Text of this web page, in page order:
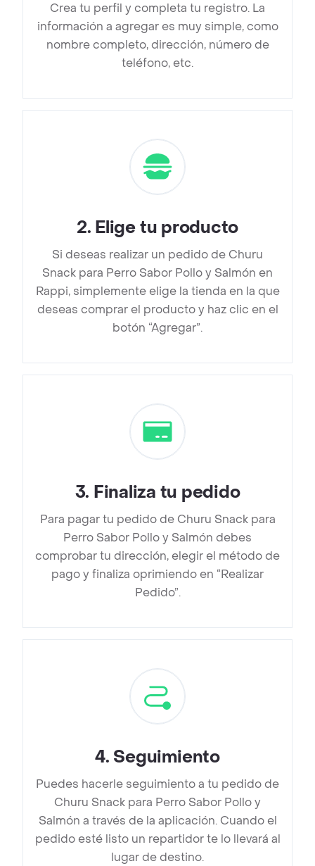
Crea tu perfil y completa tu registro. La
información a agregar es muy simple, como
nombre completo, dirección, número de
teléfono, etc.
2. Elige tu producto
Si deseas realizar un pedido de Churu
Snack para Perro Sabor Pollo y Salmón en
Rappi, simplemente elige la tienda en la que
deseas comprar el producto y haz clic en el
botón “Agregar”.
3. Finaliza tu pedido
Para pagar tu pedido de Churu Snack para
Perro Sabor Pollo y Salmón debes
comprobar tu dirección, elegir el método de
pago y finaliza oprimiendo en “Realizar
Pedido”.
4. Seguimiento
Puedes hacerle seguimiento a tu pedido de
Churu Snack para Perro Sabor Pollo y
Salmón a través de la aplicación. Cuando el
pedido esté listo un repartidor te lo llevará al
lugar de destino.